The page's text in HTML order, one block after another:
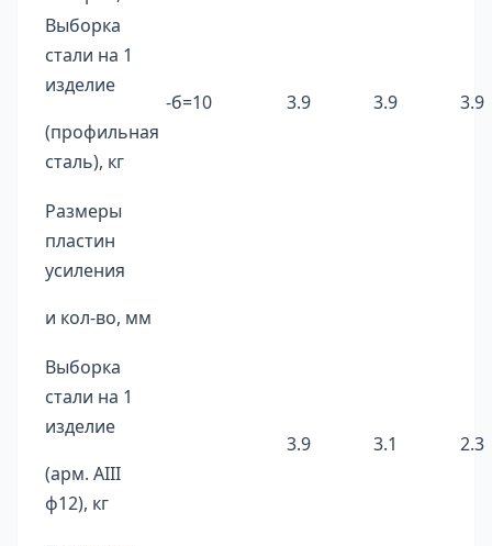
Выборка
стали на 1
изделие
(профильная
сталь), кг
-б=10 3.9 3.9 3.9
Размеры
пластин
усиления
и кол-во, мм
Выборка
стали на 1
изделие
(арм. AIII
ф12), кг
3.9 3.1 2.3